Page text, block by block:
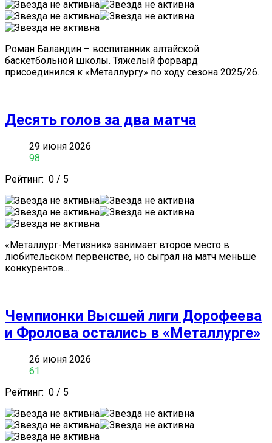
Роман Баландин – воспитанник алтайской
баскетбольной школы. Тяжелый форвард
присоединился к «Металлургу» по ходу сезона 2025/26.
Десять голов за два матча
29 июня 2026
98
Рейтинг: 0 / 5
«Металлург-Метизник» занимает второе место в
любительском первенстве, но сыграл на матч меньше
конкурентов...
Чемпионки Высшей лиги Дорофеева
и Фролова остались в «Металлурге»
26 июня 2026
61
Рейтинг: 0 / 5